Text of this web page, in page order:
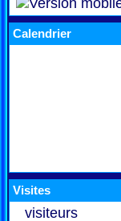
Calendrier
Visites
visiteurs